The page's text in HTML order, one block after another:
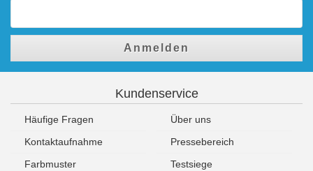
Anmelden
Kundenservice
Häufige Fragen
Über uns
Kontaktaufnahme
Pressebereich
Farbmuster
Testsiege